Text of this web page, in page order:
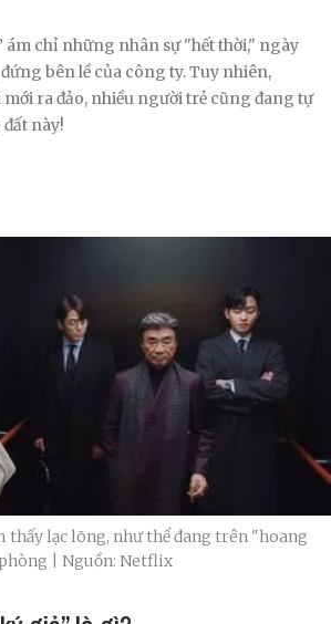
ám chỉ những nhân sự "hết thời," ngày
bên lề của công ty. Tuy nhiên,
ra đảo, nhiều người trẻ cũng đang tự
này!
thấy lạc lõng, như thể đang trên "hoang
| Nguồn: Netflix